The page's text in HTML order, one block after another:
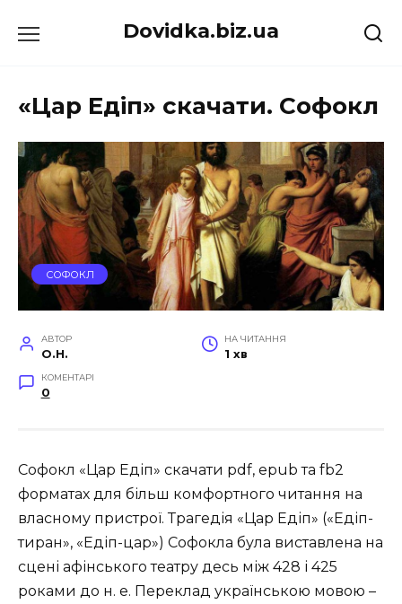
до
Dovidka.biz.ua
«Цар Едіп» скачати. Софокл
СОФОКЛ
АВТОР
O.H.
НА ЧИТАННЯ
1 хв
КОМЕНТАРІ
0
Софокл «Цар Едіп» скачати pdf, epub та fb2
форматах для більш комфортного читання на
власному пристрої. Трагедія «Цар Едіп» («Едіп-
тиран», «Едіп-цар») Софокла була виставлена на
сцені афінського театру десь між 428 і 425
роками до н. е. Переклад українською мовою –